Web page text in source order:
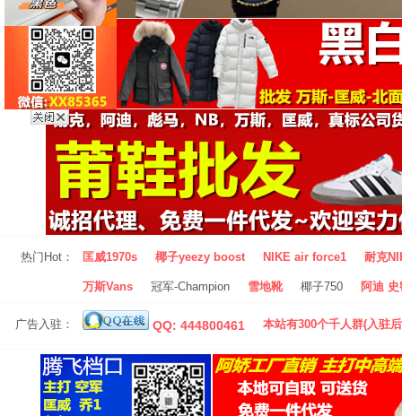
热门Hot： 匡威1970s 椰子yeezy boost NIKE air force1 耐克
万斯Vans 冠军-Champion 雪地靴 椰子750 阿迪
广告入驻： QQ: 444800461 本站有300个千人群(入驻